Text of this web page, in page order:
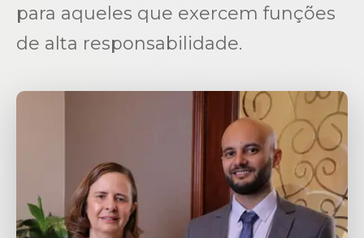
para aqueles que exercem funções
de alta responsabilidade.